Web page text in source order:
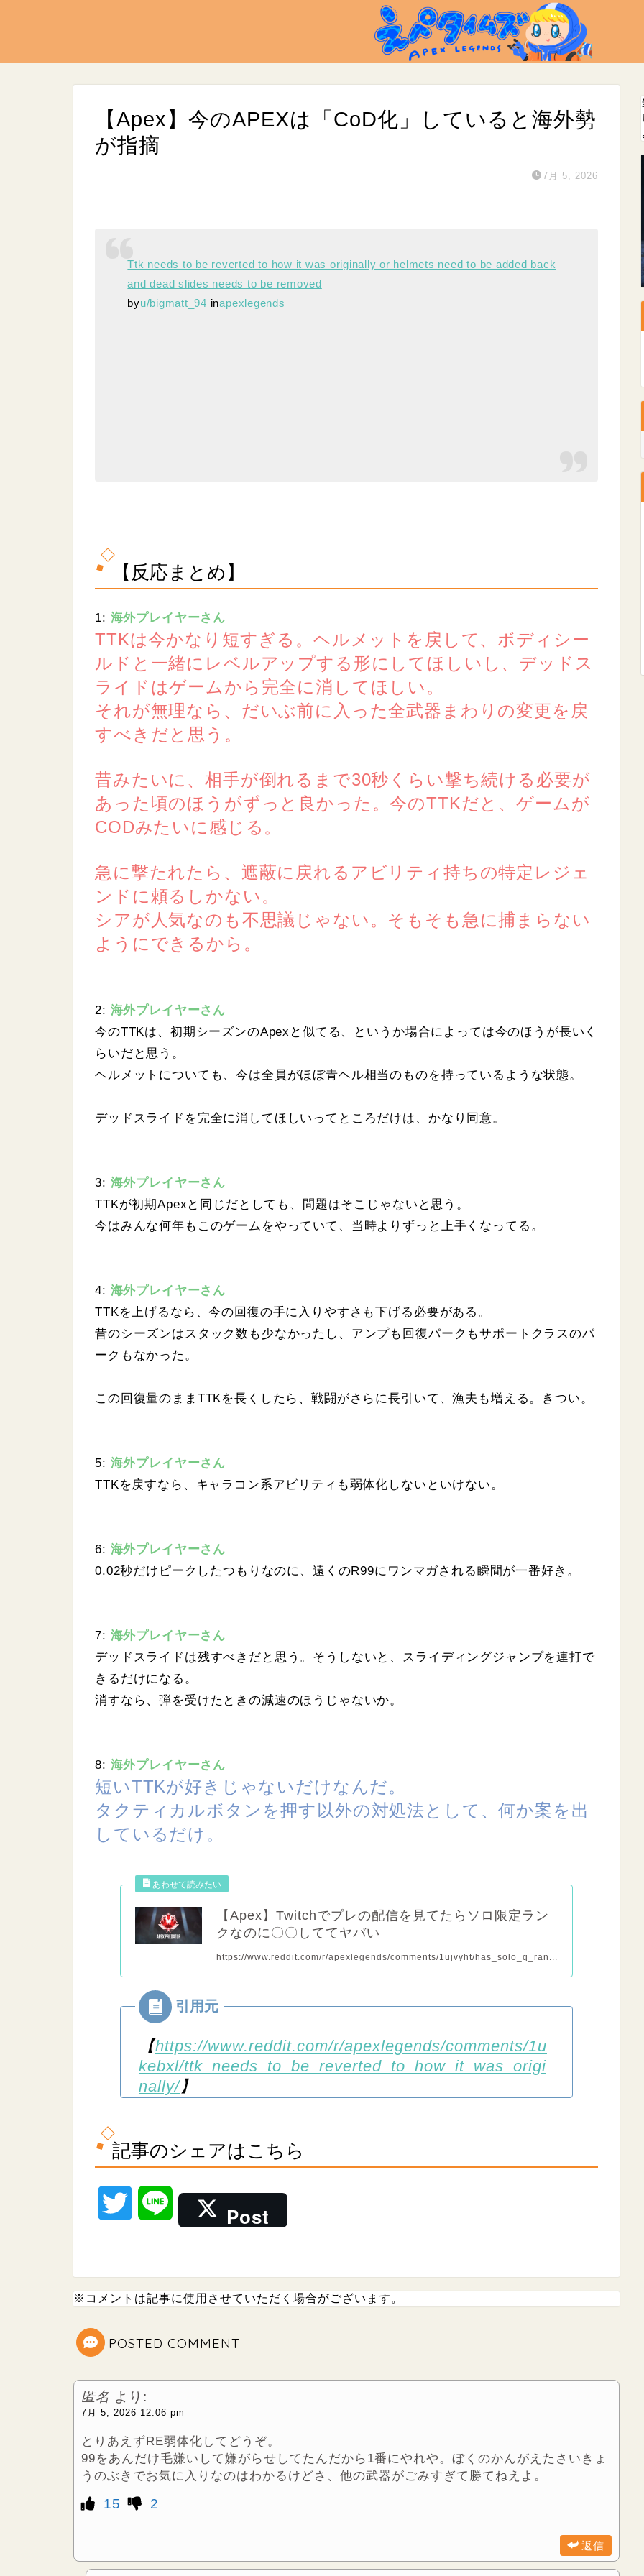
【Apex】今のAPEXは「CoD化」していると海外勢
が指摘
7月 5, 2026
n
m
u
t
e
a
e
:
Ttk needs to be reverted to how it was originally or helmets need to be added back
and dead slides needs to be removed
byu/bigmatt_94 inapexlegends
【反応まとめ】
1: 海外プレイヤーさん
TTKは今かなり短すぎる。ヘルメットを戻して、ボディシー
ルドと一緒にレベルアップする形にしてほしいし、デッドス
ライドはゲームから完全に消してほしい。
それが無理なら、だいぶ前に入った全武器まわりの変更を戻
すべきだと思う。
昔みたいに、相手が倒れるまで30秒くらい撃ち続ける必要が
あった頃のほうがずっと良かった。今のTTKだと、ゲームが
CODみたいに感じる。
急に撃たれたら、遮蔽に戻れるアビリティ持ちの特定レジェ
ンドに頼るしかない。
シアが人気なのも不思議じゃない。そもそも急に捕まらない
ようにできるから。
2: 海外プレイヤーさん
今のTTKは、初期シーズンのApexと似てる、というか場合によっては今のほうが長いく
らいだと思う。
ヘルメットについても、今は全員がほぼ青ヘル相当のものを持っているような状態。
デッドスライドを完全に消してほしいってところだけは、かなり同意。
3: 海外プレイヤーさん
TTKが初期Apexと同じだとしても、問題はそこじゃないと思う。
今はみんな何年もこのゲームをやっていて、当時よりずっと上手くなってる。
4: 海外プレイヤーさん
TTKを上げるなら、今の回復の手に入りやすさも下げる必要がある。
昔のシーズンはスタック数も少なかったし、アンプも回復パークもサポートクラスのパ
ークもなかった。
この回復量のままTTKを長くしたら、戦闘がさらに長引いて、漁夫も増える。きつい。
5: 海外プレイヤーさん
TTKを戻すなら、キャラコン系アビリティも弱体化しないといけない。
6: 海外プレイヤーさん
0.02秒だけピークしたつもりなのに、遠くのR99にワンマガされる瞬間が一番好き。
7: 海外プレイヤーさん
デッドスライドは残すべきだと思う。そうしないと、スライディングジャンプを連打で
きるだけになる。
消すなら、弾を受けたときの減速のほうじゃないか。
8: 海外プレイヤーさん
短いTTKが好きじゃないだけなんだ。
タクティカルボタンを押す以外の対処法として、何か案を出
しているだけ。
【Apex】Twitchでプレの配信を見てたらソロ限定ラン
クなのに〇〇しててヤバい
https://www.reddit.com/r/apexlegends/comments/1ujvyht/has_solo_q_ran...
【https://www.reddit.com/r/apexlegends/comments/1u
kebxl/ttk_needs_to_be_reverted_to_how_it_was_origi
nally/】
記事のシェアはこちら
t
t
r
e
Post
※コメントは記事に使用させていただく場合がございます。
POSTED COMMENT
匿名 より:
7月 5, 2026 12:06 pm
とりあえずRE弱体化してどうぞ。
99をあんだけ毛嫌いして嫌がらせしてたんだから1番にやれや。ぼくのかんがえたさいきょ
うのぶきでお気に入りなのはわかるけどさ、他の武器がごみすぎて勝てねえよ。
15 2
返信